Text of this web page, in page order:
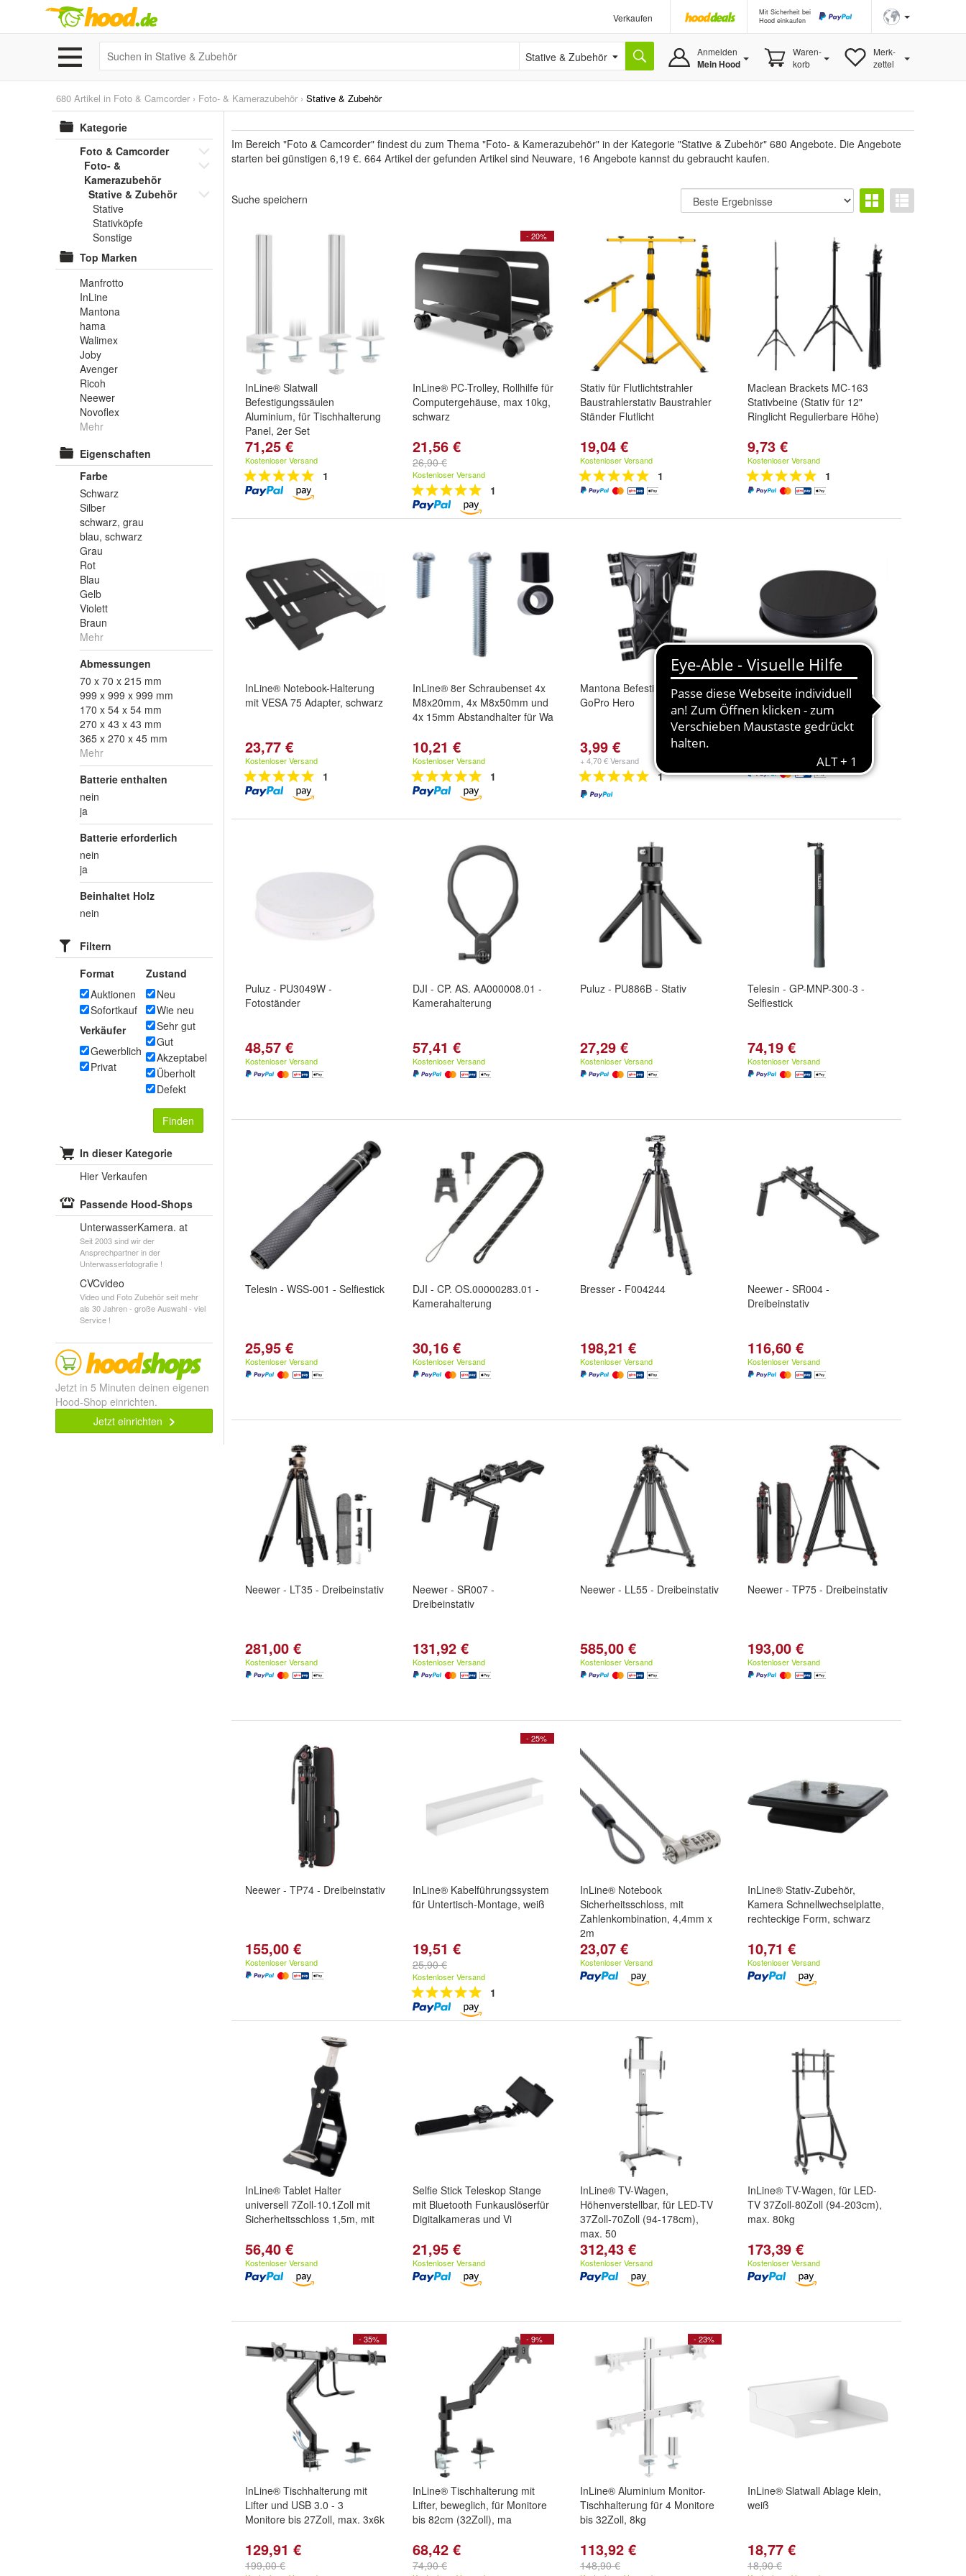
Verkaufen
Mit Sicherheit bei
Hood einkaufen
Stative & Zubehör Anmelden
Mein Hood
Waren-
korb
Merk-
zettel
680 Artikel in Foto & Camcorder › Foto- & Kamerazubehör › Stative & Zubehör
Kategorie
Foto & Camcorder
Foto- &
Kamerazubehör
Stative & Zubehör
Stative
Stativköpfe
Sonstige
Top Marken
Manfrotto
InLine
Mantona
hama
Walimex
Joby
Avenger
Ricoh
Neewer
Novoflex
Mehr
Eigenschaften
Farbe
Schwarz
Silber
schwarz, grau
blau, schwarz
Grau
Rot
Blau
Gelb
Violett
Braun
Mehr
Abmessungen
70 x 70 x 215 mm
999 x 999 x 999 mm
170 x 54 x 54 mm
270 x 43 x 43 mm
365 x 270 x 45 mm
Mehr
Batterie enthalten
nein
ja
Batterie erforderlich
nein
ja
Beinhaltet Holz
nein
Filtern
Format
Auktionen
Sofortkauf
Verkäufer
Gewerblich
Privat
Zustand
Neu
Wie neu
Sehr gut
Gut
Akzeptabel
Überholt
Defekt
Finden
In dieser Kategorie
Hier Verkaufen
Passende Hood-Shops
UnterwasserKamera. at
Seit 2003 sind wir der
Ansprechpartner in der
Unterwasserfotografie !
CVCvideo
Video und Foto Zubehör seit mehr
als 30 Jahren - große Auswahl - viel
Service !
Jetzt in 5 Minuten deinen eigenen
Hood-Shop einrichten.
Jetzt einrichten
Im Bereich "Foto & Camcorder" findest du zum Thema "Foto- & Kamerazubehör" in der Kategorie "Stative & Zubehör" 680 Angebote. Die Angebote
starten bei günstigen 6,19 €. 664 Artikel der gefunden Artikel sind Neuware, 16 Angebote kannst du gebraucht kaufen.
Suche speichern
InLine® Slatwall
Befestigungssäulen
Aluminium, für Tischhalterung
Panel, 2er Set
71,25 €
Kostenloser Versand
1
- 20%
InLine® PC-Trolley, Rollhilfe für
Computergehäuse, max 10kg,
schwarz
21,56 €
26,90 €
Kostenloser Versand
1
Stativ für Flutlichtstrahler
Baustrahlerstativ Baustrahler
Ständer Flutlicht
19,04 €
Kostenloser Versand
1
Maclean Brackets MC-163
Stativbeine (Stativ für 12"
Ringlicht Regulierbare Höhe)
9,73 €
Kostenloser Versand
1
InLine® Notebook-Halterung
mit VESA 75 Adapter, schwarz
23,77 €
Kostenloser Versand
1
InLine® 8er Schraubenset 4x
M8x20mm, 4x M8x50mm und
4x 15mm Abstandhalter für Wa
10,21 €
Kostenloser Versand
1
Mantona Befestigung Kite für
GoPro Hero
3,99 €
+ 4,70 € Versand
1
Puluz - PU3049B -
Fotoständer
Kostenloser Versand
Puluz - PU3049W -
Fotoständer
48,57 €
Kostenloser Versand
DJI - CP. AS. AA000008.01 -
Kamerahalterung
57,41 €
Kostenloser Versand
Puluz - PU886B - Stativ
27,29 €
Kostenloser Versand
Telesin - GP-MNP-300-3 -
Selfiestick
74,19 €
Kostenloser Versand
Telesin - WSS-001 - Selfiestick
25,95 €
Kostenloser Versand
DJI - CP. OS.00000283.01 -
Kamerahalterung
30,16 €
Kostenloser Versand
Bresser - F004244
198,21 €
Kostenloser Versand
Neewer - SR004 -
Dreibeinstativ
116,60 €
Kostenloser Versand
Neewer - LT35 - Dreibeinstativ
281,00 €
Kostenloser Versand
Neewer - SR007 -
Dreibeinstativ
131,92 €
Kostenloser Versand
Neewer - LL55 - Dreibeinstativ
585,00 €
Kostenloser Versand
Neewer - TP75 - Dreibeinstativ
193,00 €
Kostenloser Versand
Neewer - TP74 - Dreibeinstativ
155,00 €
Kostenloser Versand
- 25%
InLine® Kabelführungssystem
für Untertisch-Montage, weiß
19,51 €
25,90 €
Kostenloser Versand
1
InLine® Notebook
Sicherheitsschloss, mit
Zahlenkombination, 4,4mm x
2m
23,07 €
Kostenloser Versand
InLine® Stativ-Zubehör,
Kamera Schnellwechselplatte,
rechteckige Form, schwarz
10,71 €
Kostenloser Versand
InLine® Tablet Halter
universell 7Zoll-10.1Zoll mit
Sicherheitsschloss 1,5m, mit
56,40 €
Kostenloser Versand
Selfie Stick Teleskop Stange
mit Bluetooth Funkauslöserfür
Digitalkameras und Vi
21,95 €
Kostenloser Versand
InLine® TV-Wagen,
Höhenverstellbar, für LED-TV
37Zoll-70Zoll (94-178cm),
max. 50
312,43 €
Kostenloser Versand
InLine® TV-Wagen, für LED-
TV 37Zoll-80Zoll (94-203cm),
max. 80kg
173,39 €
Kostenloser Versand
- 35%
InLine® Tischhalterung mit
Lifter und USB 3.0 - 3
Monitore bis 27Zoll, max. 3x6k
129,91 €
199,00 €
- 9%
InLine® Tischhalterung mit
Lifter, beweglich, für Monitore
bis 82cm (32Zoll), ma
68,42 €
74,90 €
- 23%
InLine® Aluminium Monitor-
Tischhalterung für 4 Monitore
bis 32Zoll, 8kg
113,92 €
148,90 €
InLine® Slatwall Ablage klein,
weiß
18,77 €
18,90 €